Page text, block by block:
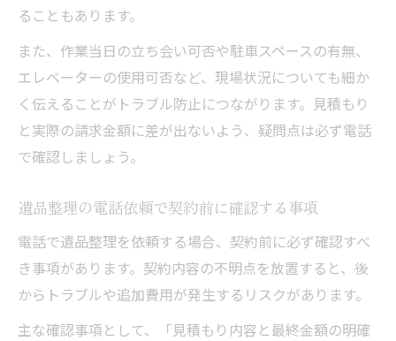
ることもあります。
また、作業当日の立ち会い可否や駐車スペースの有無、
エレベーターの使用可否など、現場状況についても細か
く伝えることがトラブル防止につながります。見積もり
と実際の請求金額に差が出ないよう、疑問点は必ず電話
で確認しましょう。
遺品整理の電話依頼で契約前に確認する事項
電話で遺品整理を依頼する場合、契約前に必ず確認すべ
き事項があります。契約内容の不明点を放置すると、後
からトラブルや追加費用が発生するリスクがあります。
主な確認事項として、「見積もり内容と最終金額の明確